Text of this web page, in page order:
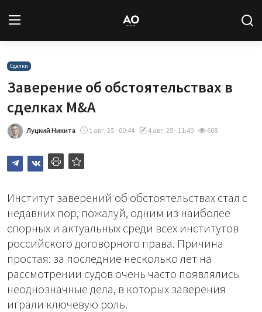
Новости
Статьи
Авторы
База знаний
Подписка
Сделки
Заверение об обстоятельствах в
сделках M&A
Луцкий Никита 1 авг, 25 - 00:44 4 авг, 25 - 11:40 608
Институт заверений об обстоятельствах стал с
недавних пор, пожалуй, одним из наиболее
спорных и актуальных среди всех институтов
российского договорного права. Причина
простая: за последние несколько лет на
рассмотрении судов очень часто появлялись
неоднозначные дела, в которых заверения
играли ключевую роль.